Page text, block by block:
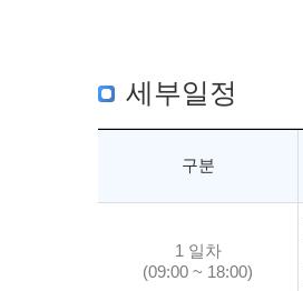
세부일정
구분
1 일차
(09:00 ~ 18:00)